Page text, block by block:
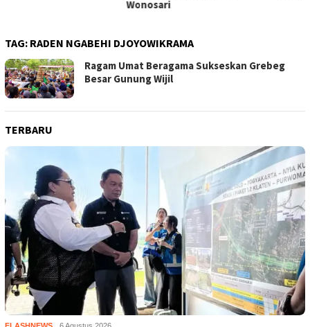
TAG: RADEN NGABEHI DJOYOWIKRAMA
Ragam Umat Beragama Sukseskan Grebeg
Besar Gunung Wijil
TERBARU